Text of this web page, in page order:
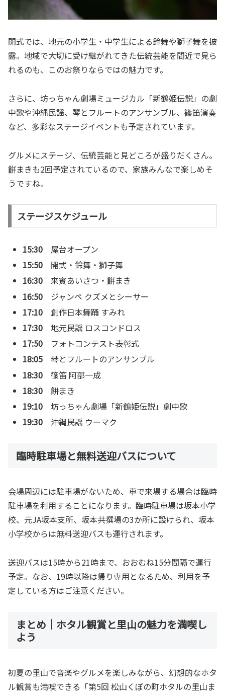
開式では、地元の小学生・中学生による鈴舞や獅子舞を披
露。地域で大切に受け継がれてきた伝統芸能を間近で見ら
れるのも、このお祭りならではの魅力です。
さらに、坊っちゃん劇場ミュージカル「新鶴姫伝説」の劇
中歌や沖縄民謡、琴とフルートのアンサンブル、篠笛演奏
など、多彩なステージイベントも予定されています。
グルメにステージ、伝統芸能と見どころが盛りだくさん。
餅まきも2回予定されているので、家族みんなで楽しめそ
うですね。
ステージスケジュール
15:30 屋台オープン
15:50 開式・鈴舞・獅子舞
16:30 来賓あいさつ・餅まき
16:50 ジャンペ クズメとシーサー
17:10 創作日本舞踊 すみれ
17:30 地元民謡 ロスコンドロス
17:50 フォトコンテスト表彰式
18:05 琴とフルートのアンサンブル
18:30 篠笛 阿部一成
18:30 餅まき
19:10 坊っちゃん劇場「新鶴姫伝説」劇中歌
19:30 沖縄民謡 ウーマク
臨時駐車場と無料送迎バスについて
会場周辺には駐車場がないため、車で来場する場合は臨時
駐車場を利用することになります。臨時駐車場は坂本小学
校、元JA坂本支所、坂本共撰場の3か所に設けられ、坂本
小学校からは無料送迎バスも運行されます。
送迎バスは15時から21時まで、おおむね15分間隔で運行
予定。なお、19時以降は帰り専用となるため、利用を予
定している方はご注意ください。
まとめ｜ホタル観賞と里山の魅力を満喫し
よう
初夏の里山で音楽やグルメを楽しみながら、幻想的なホタ
ル観賞も満喫できる「第5回 松山くぼの町ホタルの里山ま